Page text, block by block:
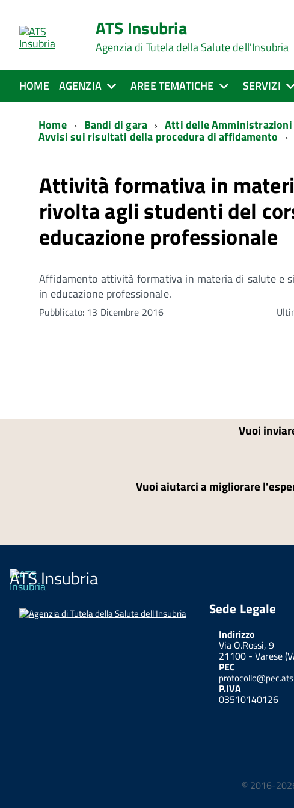
ATS Insubria
Agenzia di Tutela della Salute dell'Insubria
HOME AGENZIA AREE TEMATICHE SERVIZI
Home Bandi di gara Atti delle
Avvisi sui risultati della procedura di affidamento
Attività formativa in
rivolta agli studenti del
educazione professionale
Affidamento attività formativa in materia di salute e
in educazione professionale.
Pubblicato: 13 Dicembre 2016
Vuoi
Vuoi aiutarci a migliorare
ATS Insubria
Sede Legale
Indirizzo
Via O.Rossi, 9
21100 - Varese
PEC
P.IVA
03510140126
© 2016-